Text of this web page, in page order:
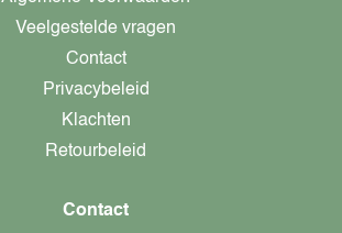
Veelgestelde vragen
Contact
Privacybeleid
Klachten
Retourbeleid
Contact